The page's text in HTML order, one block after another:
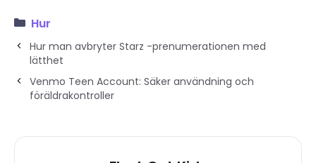
Hur
Hur man avbryter Starz -prenumerationen med
lätthet
Venmo Teen Account: Säker användning och
föräldrakontroller